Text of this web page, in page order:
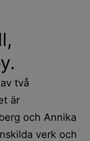
två
är
och Annika
verk och